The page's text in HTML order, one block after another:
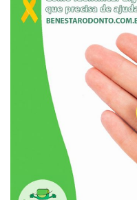
de
Saúde
Conosco